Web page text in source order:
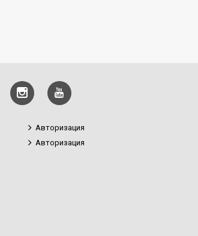
Авторизация
Авторизация